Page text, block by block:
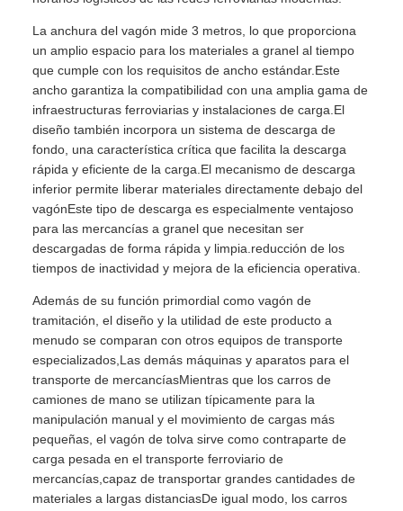
La anchura del vagón mide 3 metros, lo que proporciona
un amplio espacio para los materiales a granel al tiempo
que cumple con los requisitos de ancho estándar.Este
ancho garantiza la compatibilidad con una amplia gama de
infraestructuras ferroviarias y instalaciones de carga.El
diseño también incorpora un sistema de descarga de
fondo, una característica crítica que facilita la descarga
rápida y eficiente de la carga.El mecanismo de descarga
inferior permite liberar materiales directamente debajo del
vagónEste tipo de descarga es especialmente ventajoso
para las mercancías a granel que necesitan ser
descargadas de forma rápida y limpia.reducción de los
tiempos de inactividad y mejora de la eficiencia operativa.
Además de su función primordial como vagón de
tramitación, el diseño y la utilidad de este producto a
menudo se comparan con otros equipos de transporte
especializados,Las demás máquinas y aparatos para el
transporte de mercancíasMientras que los carros de
camiones de mano se utilizan típicamente para la
manipulación manual y el movimiento de cargas más
pequeñas, el vagón de tolva sirve como contraparte de
carga pesada en el transporte ferroviario de
mercancías,capaz de transportar grandes cantidades de
materiales a largas distanciasDe igual modo, los carros